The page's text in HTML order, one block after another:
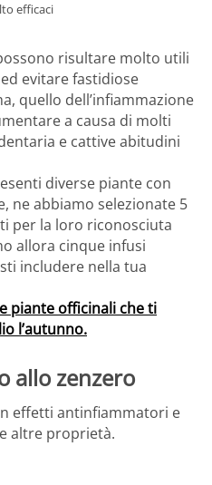
efficaci
risultare molto utili
evitare fastidiose
quello dell’infiammazione
a causa di molti
e cattive abitudini
diverse piante con
ne abbiamo selezionate 5
per la loro riconosciuta
allora cinque infusi
includere nella tua
piante officinali che ti
l’autunno.
allo zenzero
effetti antinfiammatori e
altre proprietà.